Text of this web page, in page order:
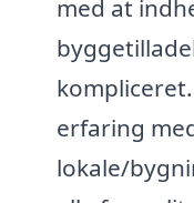
med at
erfaring
lokale/